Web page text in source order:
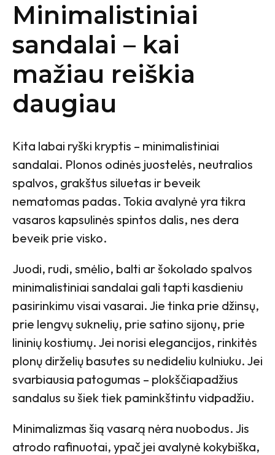
Minimalistiniai
sandalai – kai
mažiau reiškia
daugiau
Kita labai ryški kryptis – minimalistiniai
sandalai. Plonos odinės juostelės, neutralios
spalvos, grakštus siluetas ir beveik
nematomas padas. Tokia avalynė yra tikra
vasaros kapsulinės spintos dalis, nes dera
beveik prie visko.
Juodi, rudi, smėlio, balti ar šokolado spalvos
minimalistiniai sandalai gali tapti kasdieniu
pasirinkimu visai vasarai. Jie tinka prie džinsų,
prie lengvų suknelių, prie satino sijonų, prie
lininių kostiumų. Jei norisi elegancijos, rinkitės
plonų dirželių basutes su nedideliu kulniuku. Jei
svarbiausia patogumas – plokščiapadžius
sandalus su šiek tiek paminkštintu vidpadžiu.
Minimalizmas šią vasarą nėra nuobodus. Jis
atrodo rafinuotai, ypač jei avalynė kokybiška,